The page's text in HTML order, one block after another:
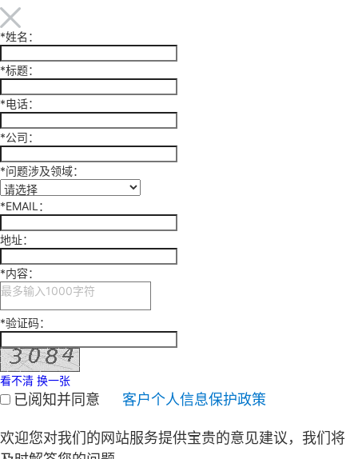
*姓名：
*标题：
*电话：
*公司：
*问题涉及领域：
*EMAIL：
地址：
*内容：
*验证码：
看不清 换一张
已阅知并同意 客户个人信息保护政策
欢迎您对我们的网站服务提供宝贵的意见建议，我们将